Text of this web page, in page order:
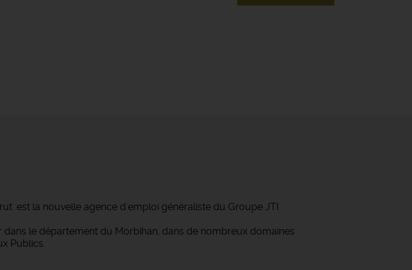
est la nouvelle agence d'emploi généraliste du Groupe JTI.
le département du Morbihan, dans de nombreux domaines
Publics.